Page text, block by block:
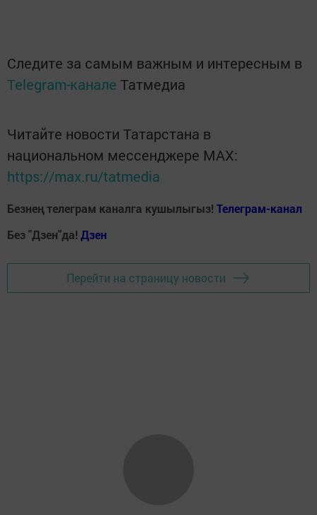
Следите за самым важным и интересным в
Telegram-канале Татмедиа
Читайте новости Татарстана в
национальном мессенджере MАХ:
https://max.ru/tatmedia
Безнең телеграм каналга кушылыгыз! Телеграм-канал
Без "Дзен"да! Дзен
Перейти на страницу новости